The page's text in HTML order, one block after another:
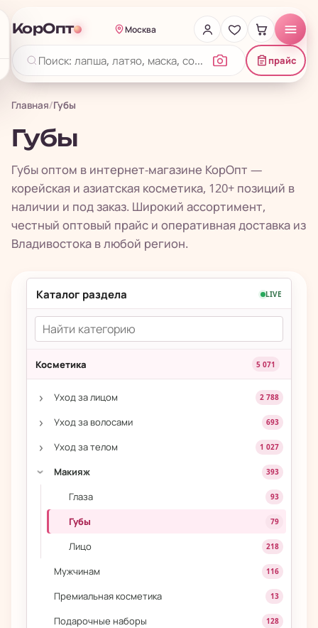
КорОпт Москва
прайс
Главная/Губы
Губы
Губы оптом в интернет-магазине КорОпт —
корейская и азиатская косметика, 120+ позиций в
наличии и под заказ. Широкий ассортимент,
честный оптовый прайс и оперативная доставка из
Владивостока в любой регион.
Каталог раздела LIVE
Косметика 5 071
› Уход за лицом 2 788
› Уход за волосами 693
› Уход за телом 1 027
› Макияж 393
Глаза 93
Губы 79
Лицо 218
Мужчинам 116
Премиальная косметика 13
Подарочные наборы 128